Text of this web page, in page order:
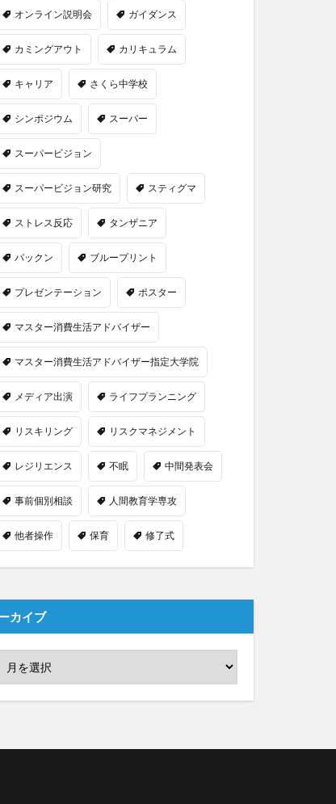
オンライン説明会 ガイダンス
カミングアウト カリキュラム
キャリア さくら中学校
シンポジウム スーパー
スーパービジョン
スーパービジョン研究 スティグマ
ストレス反応 タンザニア
パックン ブループリント
プレゼンテーション ポスター
マスター消費生活アドバイザー
マスター消費生活アドバイザー指定大学院
メディア出演 ライフプランニング
リスキリング リスクマネジメント
レジリエンス 不眠 中間発表会
事前個別相談 人間教育学専攻
他者操作 保育 修了式
カイブ